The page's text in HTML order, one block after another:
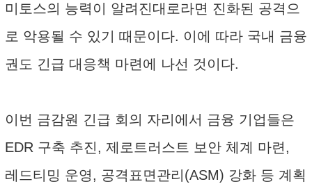
미토스의 능력이 알려진대로라면 진화된 공격으
로 악용될 수 있기 때문이다. 이에 따라 국내 금융
권도 긴급 대응책 마련에 나선 것이다.
이번 금감원 긴급 회의 자리에서 금융 기업들은
EDR 구축 추진, 제로트러스트 보안 체계 마련,
레드티밍 운영, 공격표면관리(ASM) 강화 등 계획